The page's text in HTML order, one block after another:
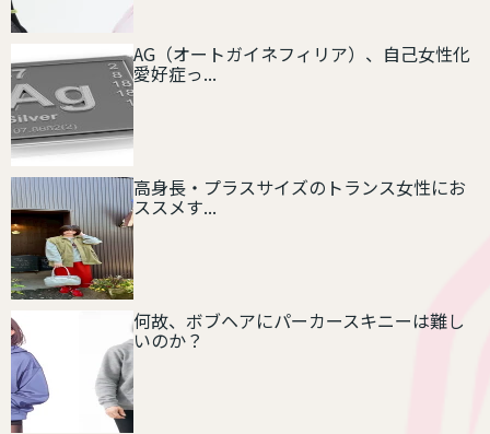
AG（オートガイネフィリア）、自己女性化
愛好症っ...
高身長・プラスサイズのトランス女性にお
ススメす...
何故、ボブヘアにパーカースキニーは難し
いのか？